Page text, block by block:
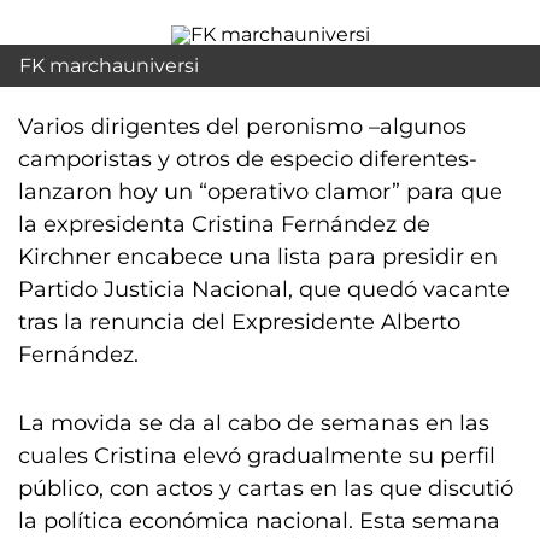
FK marchauniversi
Varios dirigentes del peronismo –algunos
camporistas y otros de especio diferentes-
lanzaron hoy un “operativo clamor” para que
la expresidenta Cristina Fernández de
Kirchner encabece una lista para presidir en
Partido Justicia Nacional, que quedó vacante
tras la renuncia del Expresidente Alberto
Fernández.
La movida se da al cabo de semanas en las
cuales Cristina elevó gradualmente su perfil
público, con actos y cartas en las que discutió
la política económica nacional. Esta semana